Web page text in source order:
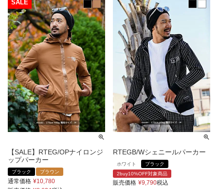
【SALE】RTEG/OPナイロンジ
ップパーカー
ブラック ブラウン
通常価格 ¥10,780
RTEGB/Wシェニールパーカー
ホワイト
ブラック
2buy10%OFF対象商品
販売価格 ¥9,790税込